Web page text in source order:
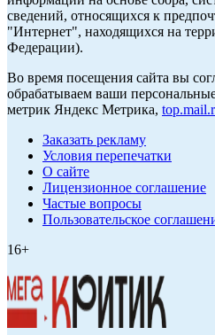
сведений, относящихся к
"Интернет", находящихся на
Федерации).
Во время посещения сайта вы
обрабатываем ваши
метрик Яндекс Метрика,
Заказать рекламу
Условия перепечатки
О сайте
Лицензионное соглашение
Частые вопросы
Пользовательское
16+